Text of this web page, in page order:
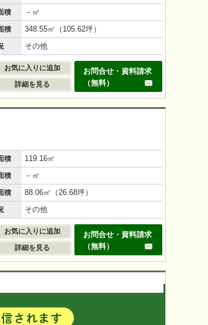
積 －㎡
積 348.55㎡（105.62坪）
その他
お気に入りに追加
詳細を見る
お問合せ・資料請求
（無料）
積 119.16㎡
積 －㎡
積 88.06㎡（26.68坪）
その他
お気に入りに追加
詳細を見る
お問合せ・資料請求
（無料）